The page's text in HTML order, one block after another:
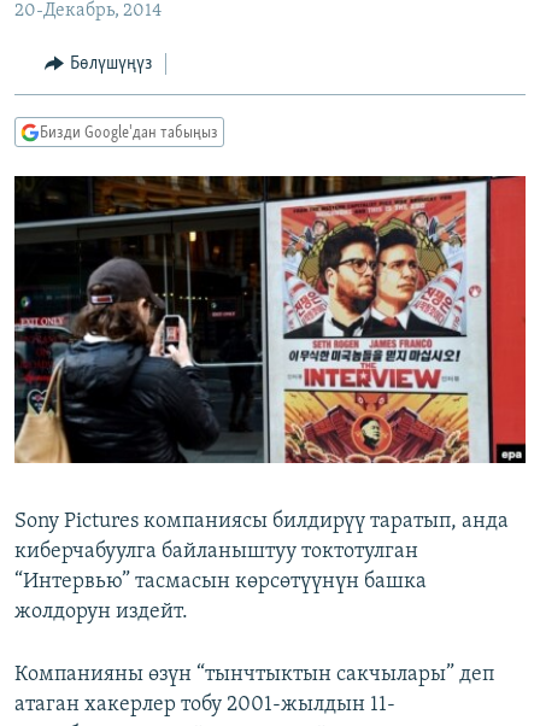
МАДАНИЯТ
ТВ ПРОГРАММАЛАР
БҮГҮН АЗАТТЫКТА
ДАНИСТЕ
ЭЖЕ-СИҢДИЛЕР
АЗАТТЫК+
ЫҢГАЙСЫЗ СУРООЛОР
ПОДКАСТ
Русский
ОНЛАЙН ШЕРИНЕ
ЭЕ/АРнун бардык сайттары
20-Декабрь, 2014
Бөлүшүңүз
Бизди Google'дан табыңыз
Sony Pictures компаниясы билдирүү таратып, анда
киберчабуулга байланыштуу токтотулган
“Интервью” тасмасын көрсөтүүнүн башка
жолдорун издейт.
Компанияны өзүн “тынчтыктын сакчылары” деп
атаган хакерлер тобу 2001-жылдын 11-